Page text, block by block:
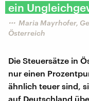
ein
Maria Mayrhofer,
Österreich
Die Steuersätze in
nur einen
ähnlich teuer sind,
auf Deutschland